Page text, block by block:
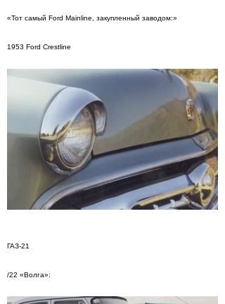
«Тот самый Ford Mainline, закупленный заводом:»
1953 Ford Crestline
ГАЗ-21
/22 «Волга»: